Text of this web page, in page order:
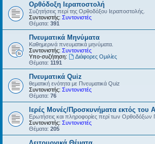
Ορθόδοξη Ιεραποστολή
Συζητήσεις περί της Ορθοδόξου Ιεραποστολής.
Συντονιστής: Συντονιστές
Θέματα: 391
Πνευματικά Μηνύματα
Καθημερινά πνευματικά μηνύματα.
Συντονιστής: Συντονιστές
Υπο-συζήτηση:
Διάφορες Ομιλίες
Θέματα: 1191
Πνευματικά Quiz
θεματική ενότητα με Πνευματικά Quiz
Συντονιστής: Συντονιστές
Θέματα: 76
Ιερές Μονές/Προσκυνήματα εκτός του
Ερωτήσεις και πληροφορίες περί των
Συντονιστής: Συντονιστές
Θέματα: 205